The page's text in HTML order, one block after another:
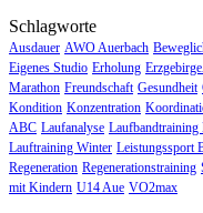
Schlagworte
Ausdauer AWO Auerbach
Eigenes Studio Erholung
Marathon Freundschaft Gesundheit
Kondition Konzentration
ABC Laufanalyse Laufbandtraining
Lauftraining Winter Leistungssport
Regeneration Regenerationstraining
mit Kindern U14 Aue VO2max